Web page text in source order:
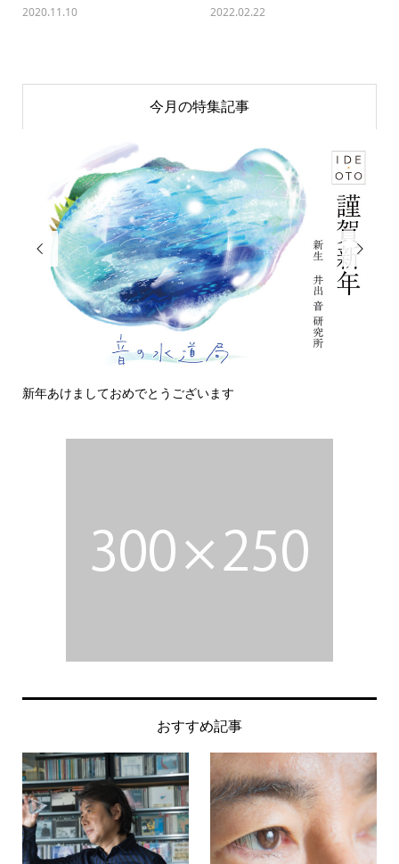
2020.11.10 2022.02.22
今月の特集記事

新年あけましておめでとうございます

おすすめ記事